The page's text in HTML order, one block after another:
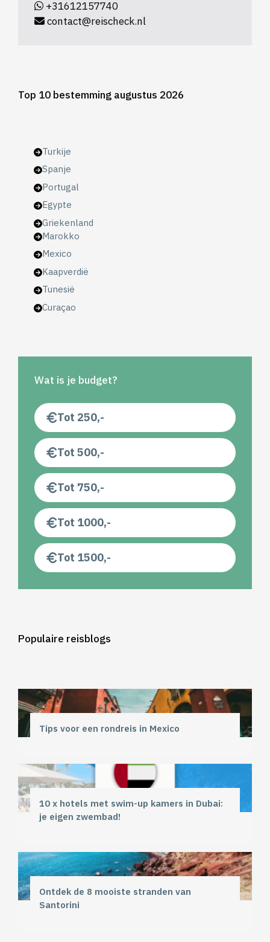
+31612157740
contact@reischeck.nl
Top 10 bestemming augustus 2026
Turkije
Spanje
Portugal
Egypte
Griekenland
Marokko
Mexico
Kaapverdië
Tunesië
Curaçao
Wat is je budget?
Tot 250,-
Tot 500,-
Tot 750,-
Tot 1000,-
Tot 1500,-
Populaire reisblogs
Tips voor een rondreis in Mexico
10 x hotels met swim-up kamers in Dubai:
je eigen zwembad!
Ontdek de 8 mooiste stranden van
Santorini